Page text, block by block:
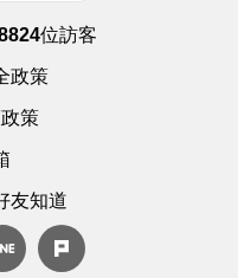
位訪客
政策
策
友知道